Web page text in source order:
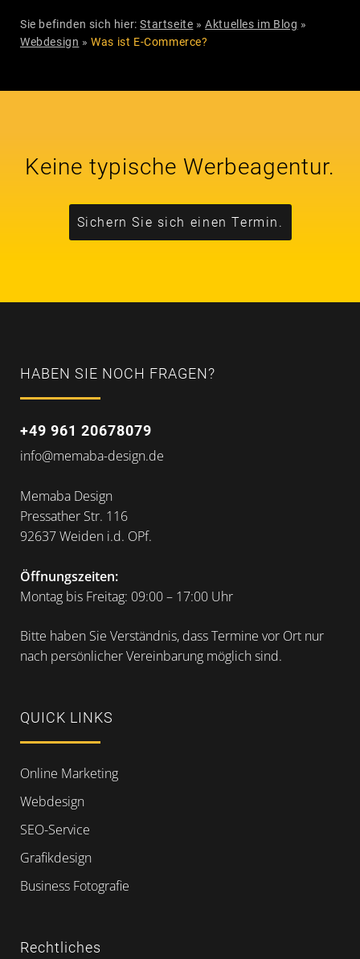
Sie befinden sich hier:Startseite »Aktuelles im Blog »
Webdesign »Was ist E-Commerce?
Keine typische Werbeagentur.
Sichern Sie sich einen Termin.
HABEN SIE NOCH FRAGEN?
+49 961 20678079
info@memaba-design.de
Memaba Design
Pressather Str. 116
92637 Weiden i.d. OPf.
Öffnungszeiten:
Montag bis Freitag: 09:00 – 17:00 Uhr
Bitte haben Sie Verständnis, dass Termine vor Ort nur
nach persönlicher Vereinbarung möglich sind.
QUICK LINKS
Online Marketing
Webdesign
SEO-Service
Grafikdesign
Business Fotografie
Rechtliches